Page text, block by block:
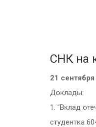
СНК на
21
Доклады:
1. “Вклад
студентка